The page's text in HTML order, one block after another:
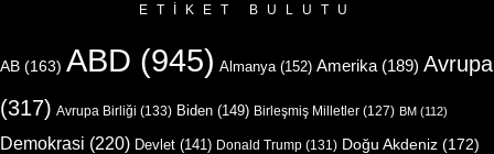
ETIKET BULUTU
AB (163) ABD (945) Almanya (152) Amerika (189) Avrupa
(317) Avrupa Birliği (133) Biden (149) Birleşmiş Milletler (127) BM (112)
Demokrasi (220) Devlet (141) Donald Trump (131) Doğu Akdeniz (172)